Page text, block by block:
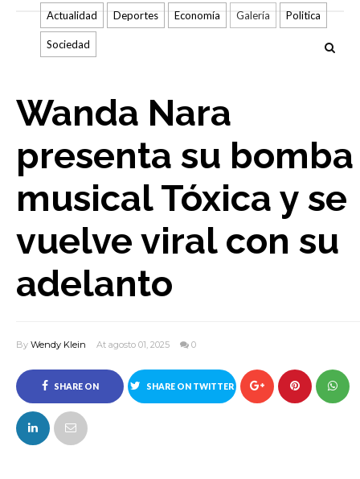
Actualidad Deportes Economía Galería Politica
Sociedad
Wanda Nara
presenta su bomba
musical Tóxica y se
vuelve viral con su
adelanto
By Wendy Klein At agosto 01, 2025 0
SHARE ON
FACEBOOK
SHARE ON TWITTER